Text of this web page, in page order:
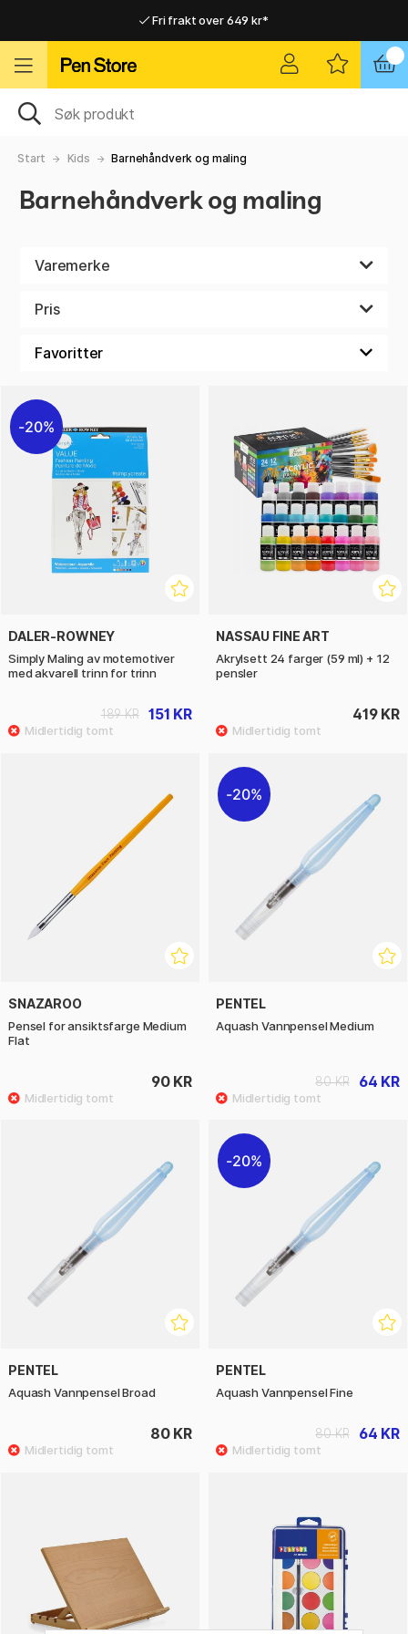
Fri frakt over 649 kr*
Raskt til dør eller utleveringssted
Raskt til dør eller utleveringssted
Start Kids Barnehåndverk og maling
Barnehåndverk og maling
Varemerke
Pris
20%
DALER-ROWNEY
Simply Maling av motemotiver
med akvarell trinn for trinn
151 KR
189 KR
NASSAU FINE ART
Akrylsett 24 farger (59 ml) + 12
pensler
419 KR
SNAZAROO
Pensel for ansiktsfarge Medium
Flat
90 KR
20%
PENTEL
Aquash Vannpensel Medium
64 KR
80 KR
PENTEL
Aquash Vannpensel Broad
80 KR
20%
PENTEL
Aquash Vannpensel Fine
64 KR
80 KR